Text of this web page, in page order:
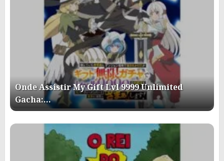
Onde Assistir My Gift Lvl 9999 Unlimited
Gacha:…